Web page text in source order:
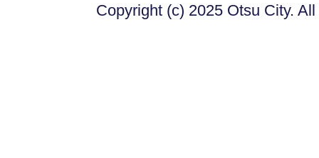
Copyright (c) 2025 Otsu City.